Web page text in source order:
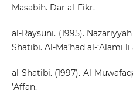
Masabih. Dar al-Fikr.
al-Raysuni. (1995).
Shatibi. Al-Ma’had al-‘Alami
al-Shatibi. (1997). Al-
’Affan.